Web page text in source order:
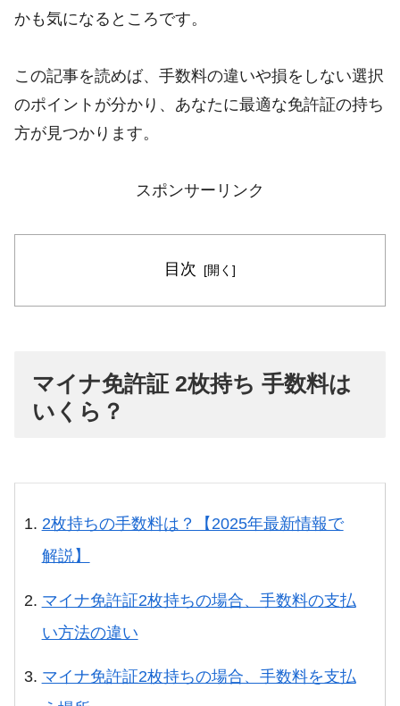
かも気になるところです。
この記事を読めば、手数料の違いや損をしない選択
のポイントが分かり、あなたに最適な免許証の持ち
方が見つかります。
スポンサーリンク
目次
マイナ免許証 2枚持ち 手数料は
いくら？
2枚持ちの手数料は？【2025年最新情報で
解説】
マイナ免許証2枚持ちの場合、手数料の支払
い方法の違い
マイナ免許証2枚持ちの場合、手数料を支払